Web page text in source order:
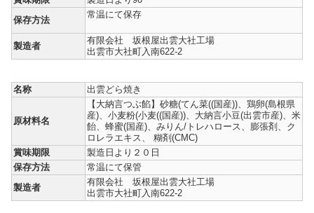
保存方法
常温にて保存
製造者
有限会社 坂根屋出雲大社工場
出雲市大社町入南622-2
名称 出雲どら焼き
原材料名
【大納言つぶ餡】砂糖(てん菜((国産))、鶏卵(島根県
産)、小麦粉(小麦((国産))、大納言小豆(出雲市産)、米
飴、蜂蜜(国産)、みりん/トレハロース、膨張剤、ク
ロレラエキス、 糊剤(CMC)
賞味期限
製造日より２０日
保存方法
常温にて保管
製造者
有限会社 坂根屋出雲大社工場
出雲市大社町入南622-2